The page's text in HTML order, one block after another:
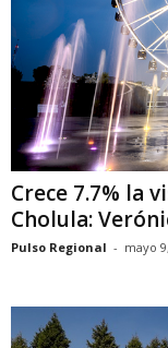
Crece 7.7% la
Cholula:
Pulso Regional - mayo